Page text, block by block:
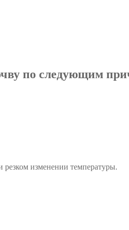
по следующим
резком изменении температуры.